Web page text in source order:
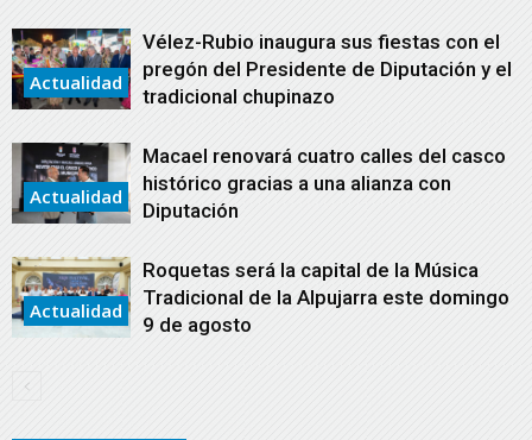
Actualidad
Vélez-Rubio inaugura sus fiestas con el
pregón del Presidente de Diputación y el
tradicional chupinazo
Actualidad
Macael renovará cuatro calles del casco
histórico gracias a una alianza con
Diputación
Actualidad
Roquetas será la capital de la Música
Tradicional de la Alpujarra este domingo
9 de agosto